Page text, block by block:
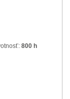
800 h